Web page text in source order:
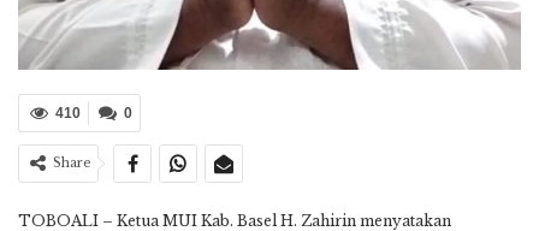
0
410
Share
TOBOALI – Ketua MUI Kab. Basel H. Zahirin menyatakan